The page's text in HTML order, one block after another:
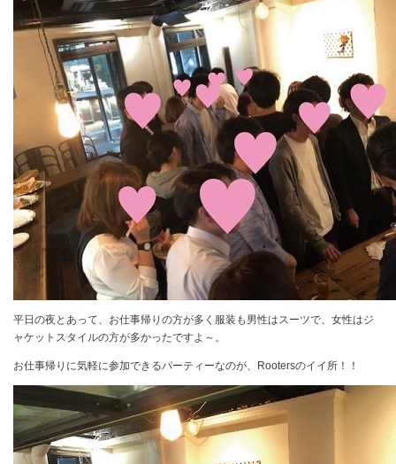
平日の夜とあって、お仕事帰りの方が多く服装も男性はスーツで、女性はジ
ャケットスタイルの方が多かったですよ～。
お仕事帰りに気軽に参加できるパーティーなのが、 Rootersのイイ所！！